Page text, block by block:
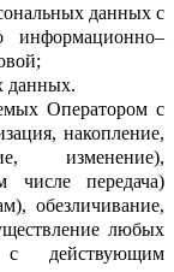
данных с
информационно–
данных.
Оператором с
накопление,
изменение),
числе передача)
обезличивание,
любых
действующим